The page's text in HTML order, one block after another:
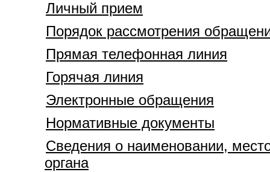
Личный прием
Порядок рассмотрения
Прямая телефонная линия
Горячая линия
Электронные обращения
Нормативные документы
Сведения о наименовании,
органа